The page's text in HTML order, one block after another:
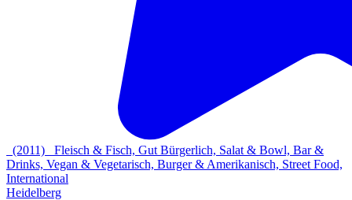
(2011) Fleisch & Fisch, Gut Bürgerlich, Salat & Bowl, Bar &
Drinks, Vegan & Vegetarisch, Burger & Amerikanisch, Street Food,
International
Heidelberg